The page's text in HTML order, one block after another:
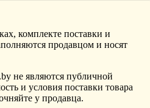
комплекте поставки и
продавцом и носят
не являются публичной
и условия поставки товара
у продавца.